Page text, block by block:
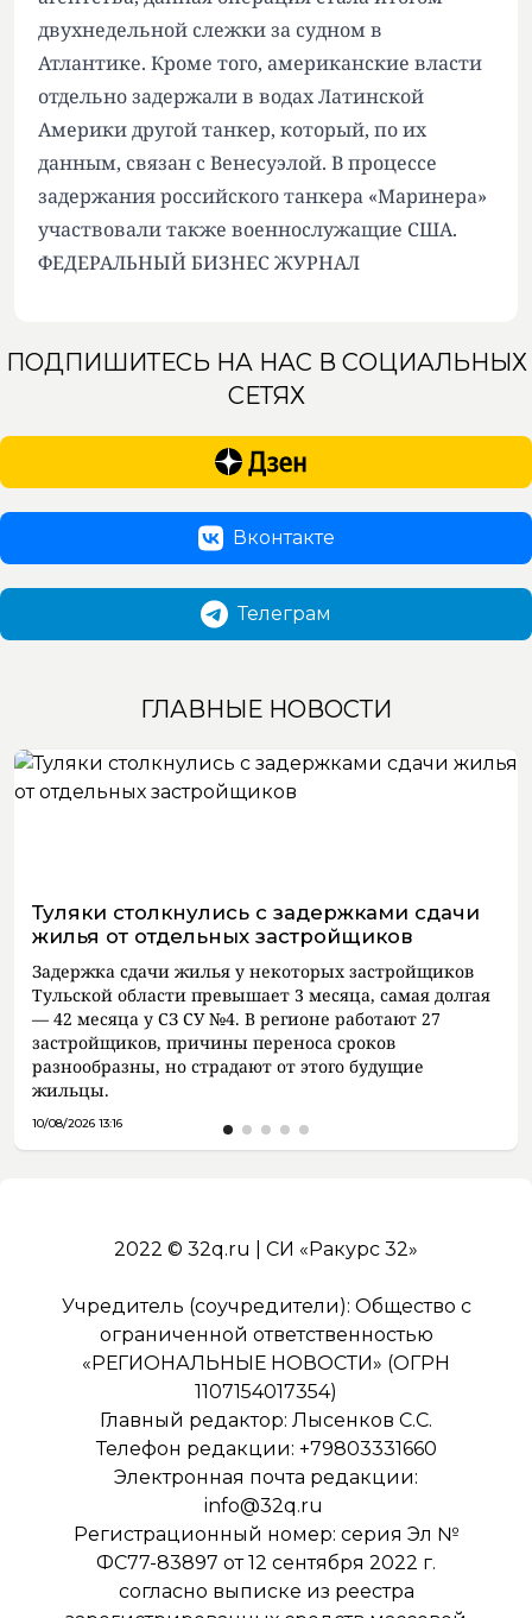
двухнедельной слежки за судном в
Атлантике. Кроме того, американские власти
отдельно задержали в водах Латинской
Америки другой танкер, который, по их
данным, связан с Венесуэлой. В процессе
задержания российского танкера «Маринера»
участвовали также военнослужащие США.
ФЕДЕРАЛЬНЫЙ БИЗНЕС ЖУРНАЛ
ПОДПИШИТЕСЬ НА НАС В СОЦИАЛЬНЫХ
СЕТЯХ
Вконтакте
Телеграм
ГЛАВНЫЕ НОВОСТИ
Туляки столкнулись с задержками сдачи
жилья от отдельных застройщиков
Задержка сдачи жилья у некоторых застройщиков
Тульской области превышает 3 месяца, самая долгая
— 42 месяца у СЗ СУ №4. В регионе работают 27
застройщиков, причины переноса сроков
разнообразны, но страдают от этого будущие
жильцы.
10/08/2026 13:16
2022 © 32q.ru | СИ «Ракурс 32»
Учредитель (соучредители): Общество с
ограниченной ответственностью
«РЕГИОНАЛЬНЫЕ НОВОСТИ» (ОГРН
1107154017354)
Главный редактор: Лысенков С.С.
Телефон редакции: +79803331660
Электронная почта редакции:
info@32q.ru
Регистрационный номер: серия Эл №
ФС77-83897 от 12 сентября 2022 г.
согласно выписке из реестра